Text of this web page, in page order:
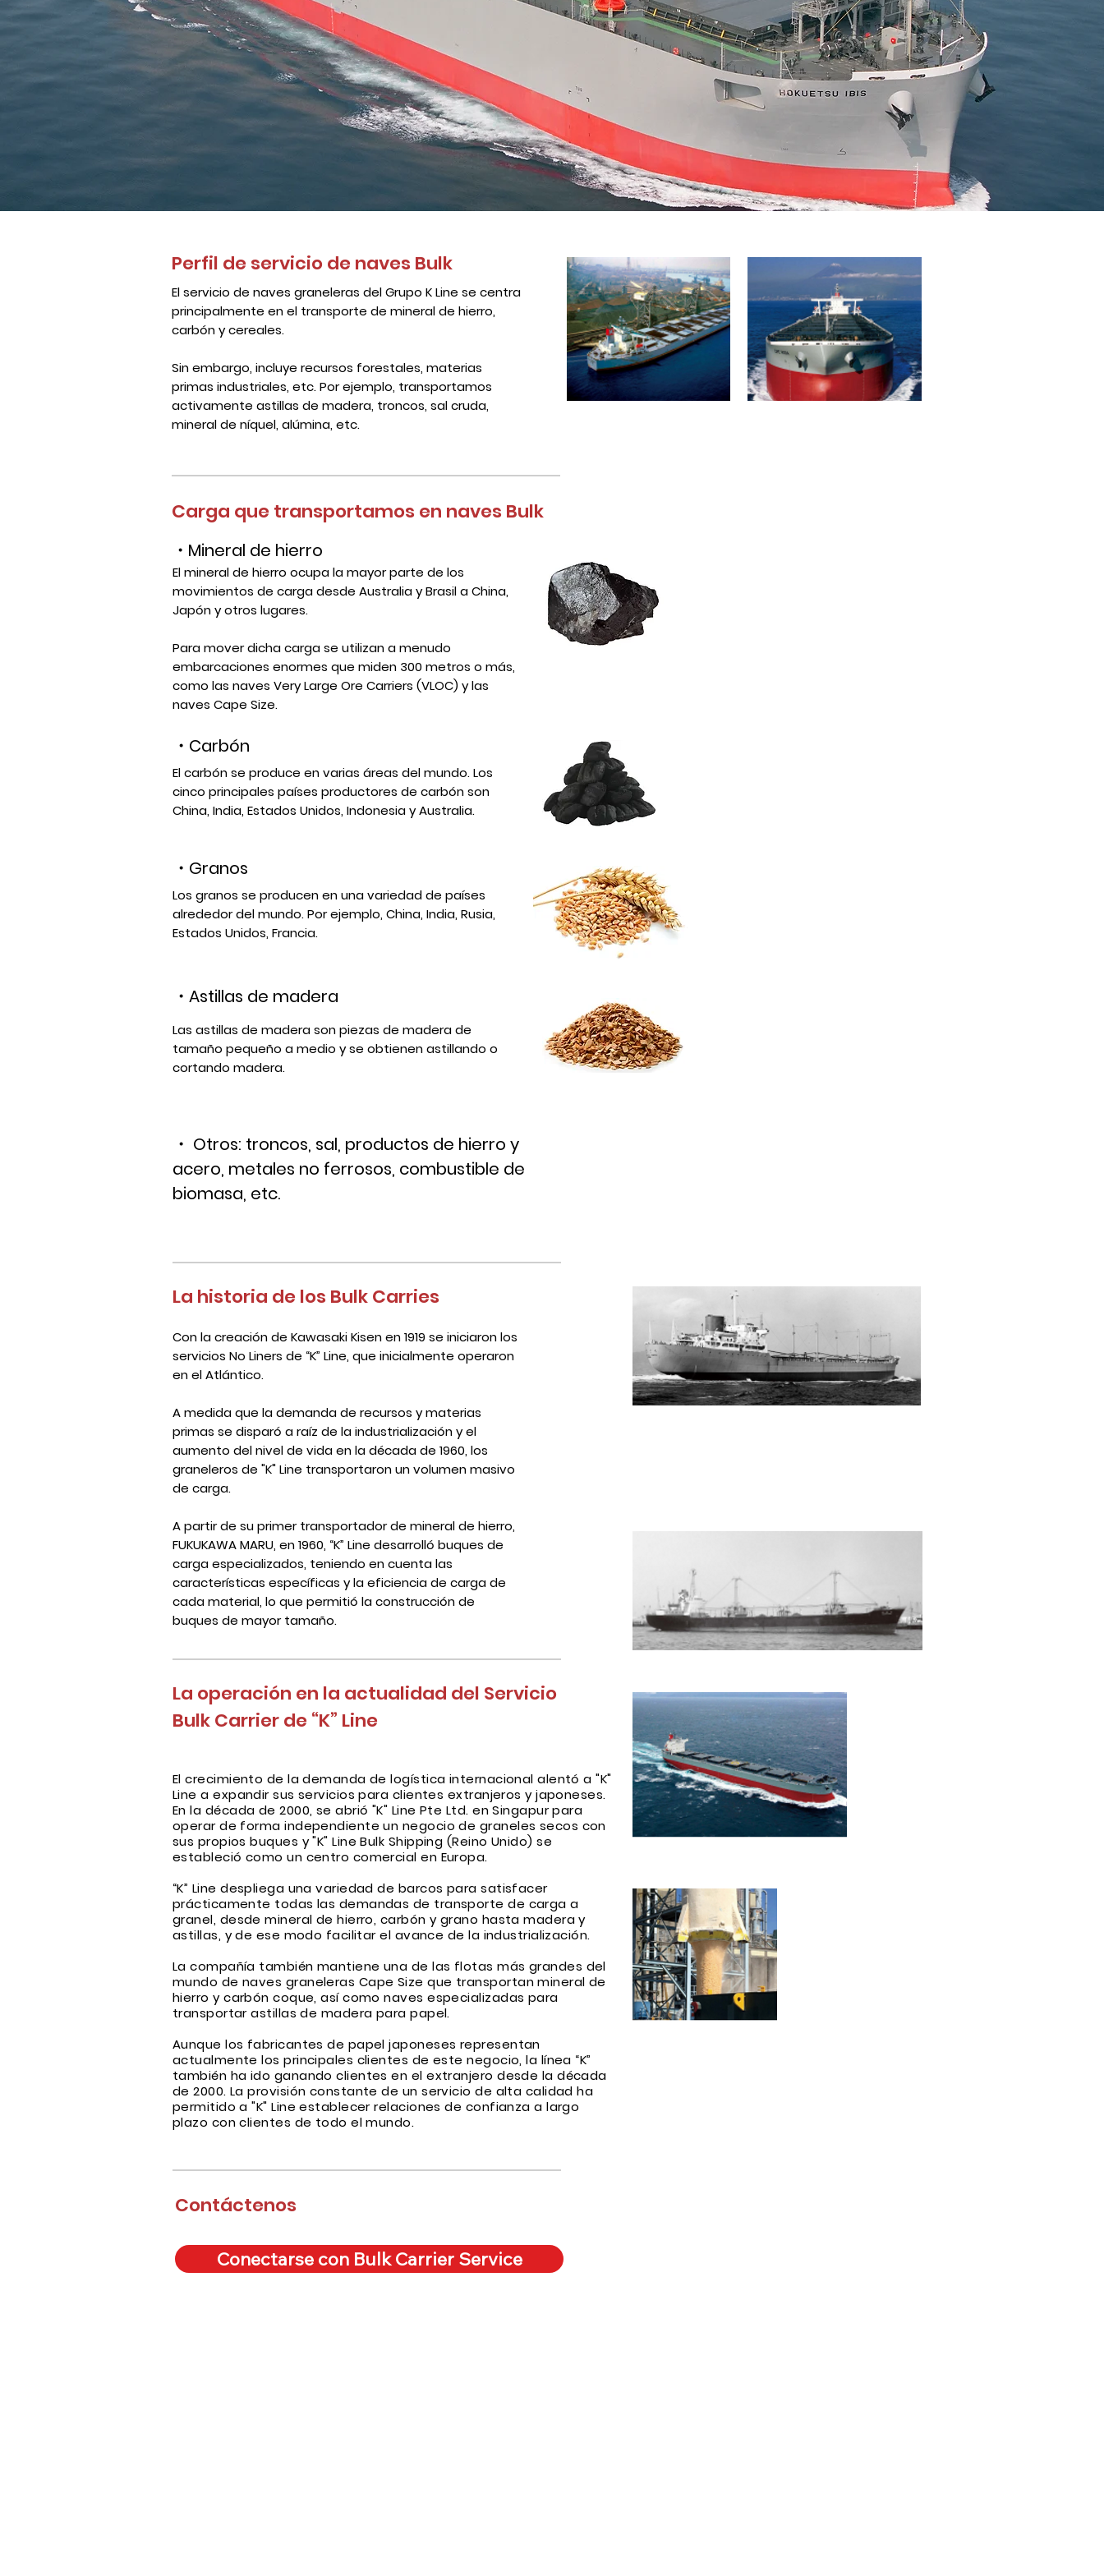
Perfil de servicio de naves Bulk
El servicio de naves graneleras del Grupo K Line se centra
principalmente en el transporte de mineral de hierro,
carbón y cereales.
Sin embargo, incluye recursos forestales, materias
primas industriales, etc. Por ejemplo, transportamos
activamente astillas de madera, troncos, sal cruda,
mineral de níquel, alúmina, etc.
Carga que transportamos en naves Bulk
・Mineral de hierro
El mineral de hierro ocupa la mayor parte de los
movimientos de carga desde Australia y Brasil a China,
Japón y otros lugares.
Para mover dicha carga se utilizan a menudo
embarcaciones enormes que miden 300 metros o más,
como las naves Very Large Ore Carriers (VLOC) y las
naves Cape Size.
・Carbón
El carbón se produce en varias áreas del mundo. Los
cinco principales países productores de carbón son
China, India, Estados Unidos, Indonesia y Australia.
・Granos
Los granos se producen en una variedad de países
alrededor del mundo. Por ejemplo, China, India, Rusia,
Estados Unidos, Francia.
・ Astillas de madera
Las astillas de madera son piezas de madera de
tamaño pequeño a medio y se obtienen astillando o
cortando madera.
・ Otros: troncos, sal, productos de hierro y
acero, metales no ferrosos, combustible de
biomasa, etc.
La historia de los Bulk Carries
Con la creación de Kawasaki Kisen en 1919 se iniciaron los
servicios No Liners de “K” Line, que inicialmente operaron
en el Atlántico.
A medida que la demanda de recursos y materias
primas se disparó a raíz de la industrialización y el
aumento del nivel de vida en la década de 1960, los
graneleros de "K" Line transportaron un volumen masivo
de carga.
A partir de su primer transportador de mineral de hierro,
FUKUKAWA MARU, en 1960, “K” Line desarrolló buques de
carga especializados, teniendo en cuenta las
características específicas y la eficiencia de carga de
cada material, lo que permitió la construcción de
buques de mayor tamaño.
La operación en la actualidad del Servicio
Bulk Carrier de “K” Line
El crecimiento de la demanda de logística internacional alentó a "K"
Line a expandir sus servicios para clientes extranjeros y japoneses.
En la década de 2000, se abrió "K" Line Pte Ltd. en Singapur para
operar de forma independiente un negocio de graneles secos con
sus propios buques y "K" Line Bulk Shipping (Reino Unido) se
estableció como un centro comercial en Europa.
“K” Line despliega una variedad de barcos para satisfacer
prácticamente todas las demandas de transporte de carga a
granel, desde mineral de hierro, carbón y grano hasta madera y
astillas, y de ese modo facilitar el avance de la industrialización.
La compañía también mantiene una de las flotas más grandes del
mundo de naves graneleras Cape Size que transportan mineral de
hierro y carbón coque, así como naves especializadas para
transportar astillas de madera para papel.
Aunque los fabricantes de papel japoneses representan
actualmente los principales clientes de este negocio, la línea “K”
también ha ido ganando clientes en el extranjero desde la década
de 2000. La provisión constante de un servicio de alta calidad ha
permitido a "K" Line establecer relaciones de confianza a largo
plazo con clientes de todo el mundo.
Contáctenos
Conectarse con Bulk Carrier Service